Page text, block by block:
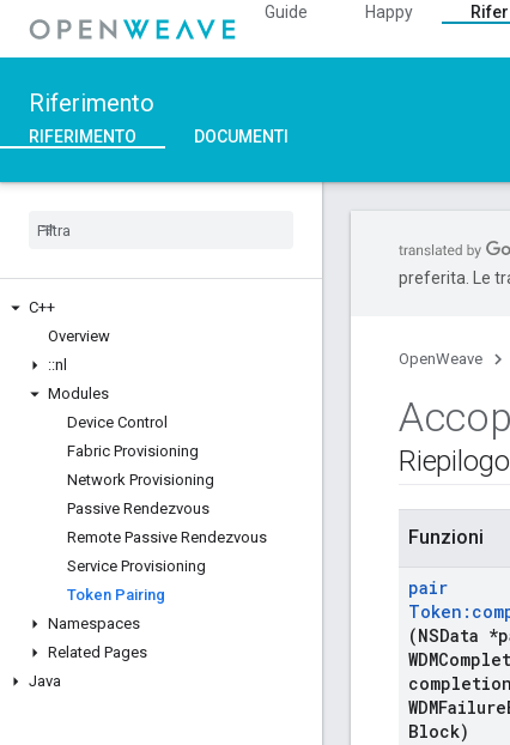
Guide Happy
Riferimento
RIFERIMENTO DOCUMENTI
C++
Overview
::nl
Modules
Device Control
Fabric Provisioning
Network Provisioning
Passive Rendezvous
Remote Passive Rendezvous
Service Provisioning
Token Pairing
Namespaces
Related Pages
Java
preferita. Le
OpenWeave
Riepilogo
Funzioni
pair
(NSData
completion
WDMFailure
Block)